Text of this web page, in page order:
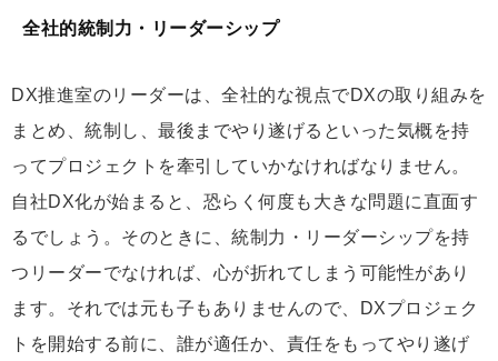
全社的統制力・リーダーシップ
DX推進室のリーダーは、全社的な視点でDXの取り組みを
まとめ、統制し、最後までやり遂げるといった気概を持
ってプロジェクトを牽引していかなければなりません。
自社DX化が始まると、恐らく何度も大きな問題に直面す
るでしょう。そのときに、統制力・リーダーシップを持
つリーダーでなければ、心が折れてしまう可能性があり
ます。それでは元も子もありませんので、DXプロジェク
トを開始する前に、誰が適任か、責任をもってやり遂げ